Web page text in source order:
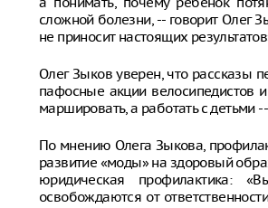
сложной болезни, -- говорит Олег
не приносит настоящих
Олег Зыков уверен, что рассказы
пафосные акции велосипедистов
маршировать, а работать с детьми
По мнению Олега Зыкова,
развитие «моды» на здоровый
юридическая профилактика:
освобождаются от